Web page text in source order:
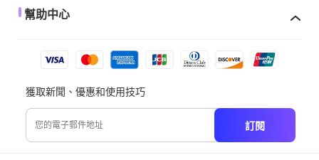
幫助中心
獲取新聞、優惠和使用技巧
訂閱